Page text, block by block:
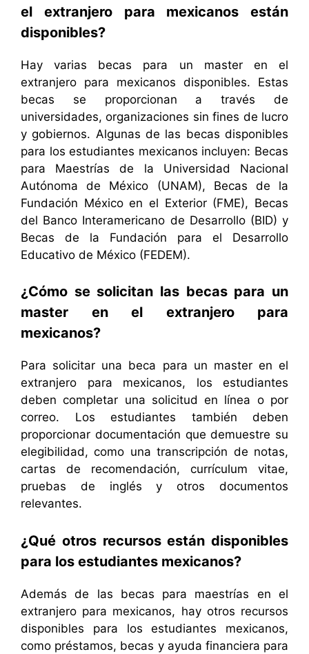
el extranjero para mexicanos están
disponibles?
Hay varias becas para un master en el
extranjero para mexicanos disponibles. Estas
becas se proporcionan a través de
universidades, organizaciones sin fines de lucro
y gobiernos. Algunas de las becas disponibles
para los estudiantes mexicanos incluyen: Becas
para Maestrías de la Universidad Nacional
Autónoma de México (UNAM), Becas de la
Fundación México en el Exterior (FME), Becas
del Banco Interamericano de Desarrollo (BID) y
Becas de la Fundación para el Desarrollo
Educativo de México (FEDEM).
¿Cómo se solicitan las becas para un
master en el extranjero para
mexicanos?
Para solicitar una beca para un master en el
extranjero para mexicanos, los estudiantes
deben completar una solicitud en línea o por
correo. Los estudiantes también deben
proporcionar documentación que demuestre su
elegibilidad, como una transcripción de notas,
cartas de recomendación, currículum vitae,
pruebas de inglés y otros documentos
relevantes.
¿Qué otros recursos están disponibles
para los estudiantes mexicanos?
Además de las becas para maestrías en el
extranjero para mexicanos, hay otros recursos
disponibles para los estudiantes mexicanos,
como préstamos, becas y ayuda financiera para